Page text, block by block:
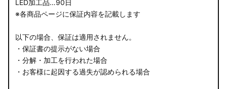
LED加工品…90日
※各商品ページに保証内容を記載します
以下の場合、保証は適用されません。
・保証書の提示がない場合
・分解・加工を行われた場合
・お客様に起因する過失が認められる場合